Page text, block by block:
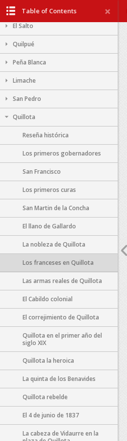
Table of Contents
Viña del Mar
El Salto
Quilpué
Peña Blanca
Limache
San Pedro
Quillota
Reseña histórica
Los primeros gobernadores
San Francisco
Los primeros curas
San Martin de la Concha
El llano de Gallardo
La nobleza de Quillota
Los franceses en Quillota
Las armas reales de Quillota
El Cabildo colonial
El correjimiento de Quillota
Quillota en el primer año del
siglo XIX
Quillota la heroica
La quinta de los Benavides
Quillota rebelde
El 4 de junio de 1837
La cabeza de Vidaurre en la